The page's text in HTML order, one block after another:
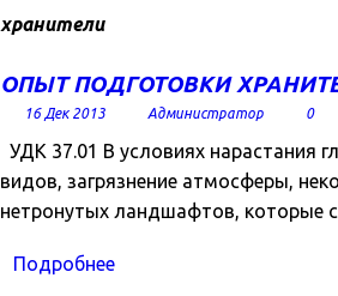
хранители
ОПЫТ ПОДГОТОВКИ
16 Дек 2013 Администратор 0
УДК 37.01 В условиях нарастания
видов, загрязнение атмосферы,
нетронутых ландшафтов, которые
Подробнее